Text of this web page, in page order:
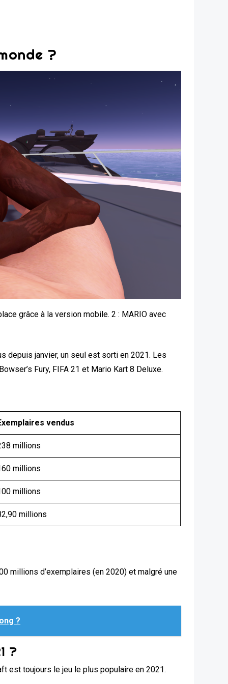
?
grâce à la version mobile. 2 : MARIO avec
depuis janvier, un seul est sorti en 2021. Les
Fury, FIFA 21 et Mario Kart 8 Deluxe.
vendus
millions
millions
millions
millions
millions d’exemplaires (en 2020) et malgré une
?
?
est toujours le jeu le plus populaire en 2021.